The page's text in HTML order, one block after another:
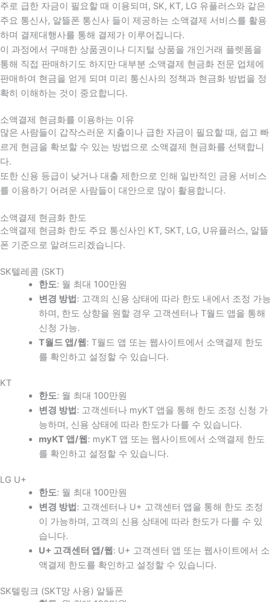
주로 급한 자금이 필요할 때 이용되며, SK, KT, LG 유플러스와 같은
주요 통신사, 알뜰폰 통신사 들이 제공하는 소액결제 서비스를 활용
하며 결제대행사를 통해 결제가 이루어집니다.
이 과정에서 구매한 상품권이나 디지털 상품을 개인거래 플렛폼을
통해 직접 판매하기도 하지만 대부분 소액결제 현금화 전문 업체에
판매하여 현금을 얻게 되며 미리 통신사의 정책과 현금화 방법을 정
확히 이해하는 것이 중요합니다.
소액결제 현금화를 이용하는 이유
많은 사람들이 갑작스러운 지출이나 급한 자금이 필요할 때 , 쉽고 빠
르게 현금을 확보할 수 있는 방법으로 소액결제 현금화를 선택합니
다.
또한 신용 등급이 낮거나 대출 제한으로 인해 일반적인 금융 서비스
를 이용하기 어려운 사람들이 대안으로 많이 활용합니다.
소액결제 현금화 한도
소액결제 현금화 한도 주요 통신사인 KT, SKT, LG, U유플러스, 알뜰
폰 기준으로 알려드리겠습니다.
SK텔레콤 (SKT)
한도: 월 최대 100만원
변경 방법 : 고객의 신용 상태에 따라 한도 내에서 조정 가능
하며, 한도 상향을 원할 경우 고객센터나 T월드 앱을 통해
신청 가능.
T월드 앱/웹 : T월드 앱 또는 웹사이트에서 소액결제 한도
를 확인하고 설정할 수 있습니다.
KT
한도: 월 최대 100만원
변경 방법 : 고객센터나 myKT 앱을 통해 한도 조정 신청 가
능하며, 신용 상태에 따라 한도가 다를 수 있습니다.
myKT 앱/웹 : myKT 앱 또는 웹사이트에서 소액결제 한도
를 확인하고 설정할 수 있습니다.
LG U+
한도: 월 최대 100만원
변경 방법 : 고객센터나 U+ 고객센터 앱을 통해 한도 조정
이 가능하며, 고객의 신용 상태에 따라 한도가 다를 수 있
습니다.
U+ 고객센터 앱/웹 : U+ 고객센터 앱 또는 웹사이트에서 소
액결제 한도를 확인하고 설정할 수 있습니다.
SK텔링크 (SKT망 사용) 알뜰폰